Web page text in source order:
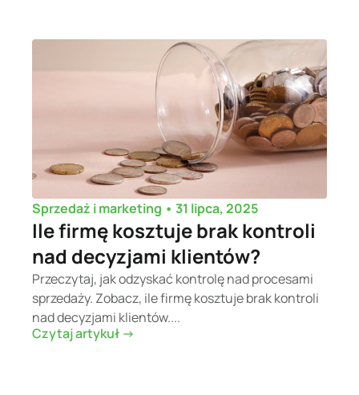
Sprzedaż i marketing • 31 lipca, 2025
Ile firmę kosztuje brak kontroli
nad decyzjami klientów?
Przeczytaj, jak odzyskać kontrolę nad procesami
sprzedaży. Zobacz, ile firmę kosztuje brak kontroli
nad decyzjami klientów....
Czytaj artykuł ->